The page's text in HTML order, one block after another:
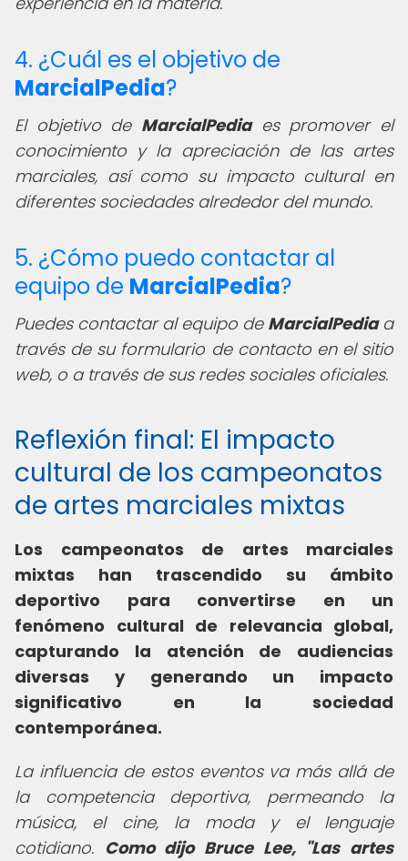
4. ¿Cuál es el objetivo de
MarcialPedia?
El objetivo de MarcialPediaes promover el
conocimiento y la apreciación de las artes
marciales, así como su impacto cultural en
diferentes sociedades alrededor del mundo.
5. ¿Cómo puedo contactar al
equipo de MarcialPedia?
Puedes contactar al equipo de MarcialPediaa
través de su formulario de contacto en el sitio
web, o a través de sus redes sociales oficiales.
Reflexión final: El impacto
cultural de los campeonatos
de artes marciales mixtas
Los campeonatos de artes marciales
mixtas han trascendido su ámbito
deportivo para convertirse en un
fenómeno cultural de relevancia global,
capturando la atención de audiencias
diversas y generando un impacto
significativo en la sociedad
contemporánea.
La influencia de estos eventos va más allá de
la competencia deportiva, permeando la
música, el cine, la moda y el lenguaje
cotidiano. Como dijo Bruce Lee, "Las artes